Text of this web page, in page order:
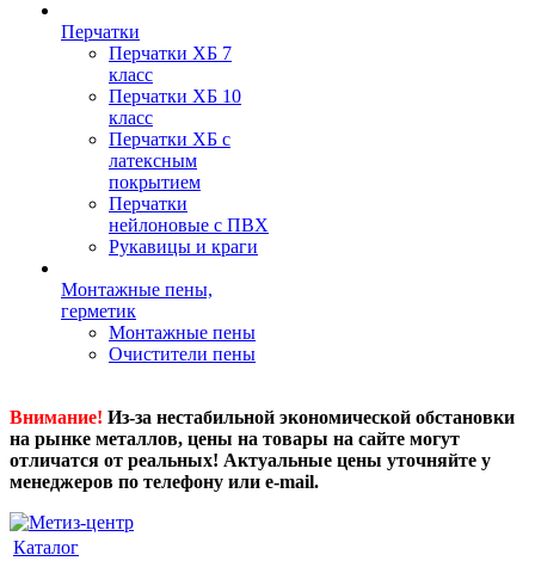
Перчатки
Перчатки ХБ 7
класс
Перчатки ХБ 10
класс
Перчатки ХБ с
латексным
покрытием
Перчатки
нейлоновые с ПВХ
Рукавицы и краги
Монтажные пены,
герметик
Монтажные пены
Очистители пены
Внимание! Из-за нестабильной экономической обстановки
на рынке металлов, цены на товары на сайте могут
отличатся от реальных! Актуальные цены уточняйте у
менеджеров по телефону или e-mail.
Каталог